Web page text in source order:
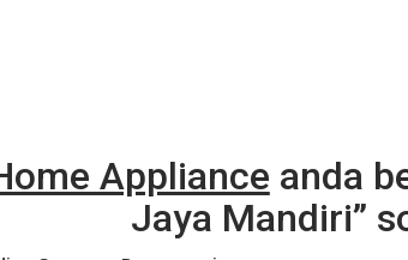
Appliance anda
Jaya Mandiri”